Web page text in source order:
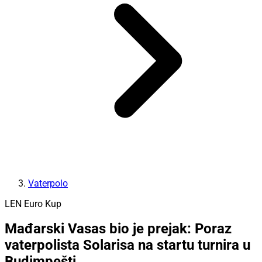
Vaterpolo
LEN Euro Kup
Mađarski Vasas bio je prejak: Poraz
vaterpolista Solarisa na startu turnira u